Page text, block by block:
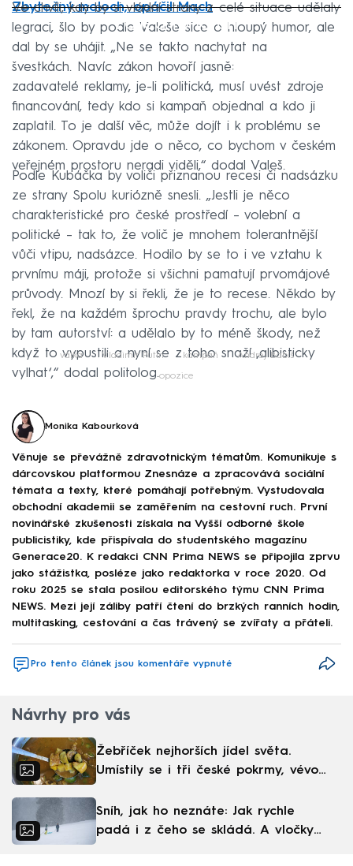
Zbytečný moloch, opáčil Mach
Failed to fetch
Ve chvíli, kdy by si vládní strany z celé situace udělaly
legraci, šlo by podle Valeše sice o hloupý humor, ale
dal by se uhájit. „Ne se takto nachytat na
švestkách. Navíc zákon hovoří jasně:
zadavatelé reklamy, je-li politická, musí uvést zdroje
financování, tedy kdo si kampaň objednal a kdo ji
zaplatil. To je další věc, může dojít i k problému se
zákonem. Opravdu jde o něco, co bychom v českém
veřejném prostoru neradi viděli,“ dodal Valeš.
Podle Kubáčka by voliči přiznanou recesi či nadsázku
ze strany Spolu kuriózně snesli. „Jestli je něco
charakteristické pro české prostředí – volební a
politické – tak to, že volič je mnohem tolerantnější
vůči vtipu, nadsázce. Hodilo by se to i ve vztahu k
prvnímu máji, protože si všichni pamatují prvomájové
průvody. Mnozí by si řekli, že je to recese. Někdo by
řekl, že na každém šprochu pravdy trochu, ale bylo
by tam autorství: a udělalo by to méně škody, než
když to vypustili a nyní se z toho snaží ‚alibisticky
vylhat‘,“ dodal politolog.
válka Vladimir Putin kampaň Andrej Babiš
opozice
Monika Kabourková
Věnuje se převážně zdravotnickým tématům. Komunikuje s
dárcovskou platformou Znesnáze a zpracovává sociální
témata a texty, které pomáhají potřebným. Vystudovala
obchodní akademii se zaměřením na cestovní ruch. První
novinářské zkušenosti získala na Vyšší odborné škole
publicistiky, kde přispívala do studentského magazínu
Generace20. K redakci CNN Prima NEWS se připojila zprvu
jako stážistka, posléze jako redaktorka v roce 2020. Od
roku 2025 se stala posilou editorského týmu CNN Prima
NEWS. Mezi její záliby patří čtení do brzkých ranních hodin,
multitasking, cestování a čas trávený se zvířaty a přáteli.
Pro tento článek jsou komentáře vypnuté
Návrhy pro vás
Žebříček nejhorších jídel světa.
Umístily se i tři české pokrmy, vévodí
Sníh, jak ho neznáte: Jak rychle
padá i z čeho se skládá. A vločky